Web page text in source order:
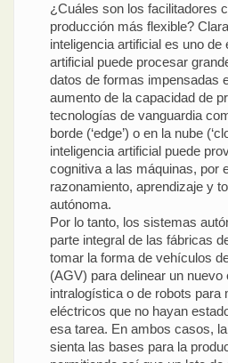
¿Cuáles son los facilitadores
producción más flexible?
inteligencia artificial es uno de
artificial puede procesar
datos de formas impensadas
aumento de la capacidad de
tecnologías de vanguardia
borde (‘edge’) o en la nube
inteligencia artificial puede
cognitiva a las máquinas, por
razonamiento, aprendizaje y
autónoma.
Por lo tanto, los sistemas
parte integral de las fábricas
tomar la forma de vehículos
(AGV) para delinear un nuevo
intralogística o de robots para
eléctricos que no hayan
esa tarea. En ambos casos,
sienta las bases para la